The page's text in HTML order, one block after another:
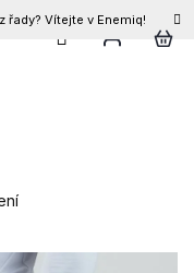
řady? Vítejte v Enemiq!